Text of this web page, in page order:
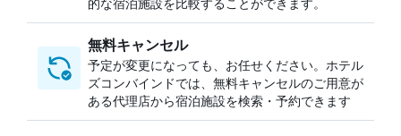
無料キャンセル
予定が変更になっても、お任せください。ホテル
ズコンバインドでは、無料キャンセルのご用意が
ある代理店から宿泊施設を検索・予約できます